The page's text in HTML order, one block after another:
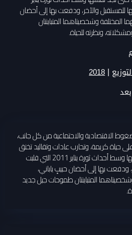
للمستقبل والآخر، ودفعت بها إلى أحضان
المختلفة وشخصيتاهما المتباينتان
ونظرته للحياة.
|
2018
الاقتصادية والاجتماعية من كل جانب،
كريمة، وتحارب عادات وتقاليد تخنق
الحياة في مصر، حتى تجد نفسها وسط أحداث ثورة يناير 2011 التي قلبت
ودفعت بها إلى أحضان حبيبٍ ياباني،
المتباينتان طموحات جيل جديد